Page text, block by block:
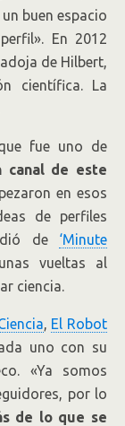
un buen espacio
En 2012
de Hilbert,
científica. La
fue uno de
canal de este
en esos
de perfiles
de ‘Minute
vueltas al
ciencia.
, El Robot
uno con su
«Ya somos
por lo
de lo que se